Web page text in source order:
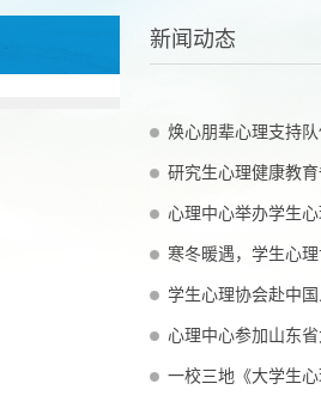
新闻动态
焕心朋辈心理支持
研究生心理健康教
心理中心举办学生
寒冬暖遇，学生心
学生心理协会赴中
心理中心参加山东
一校三地《大学生